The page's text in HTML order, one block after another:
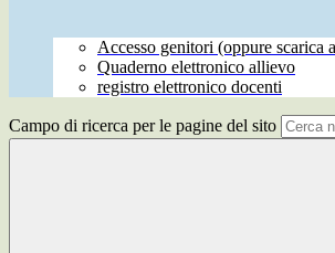
Accesso genitori (oppure scarica
Quaderno elettronico allievo
registro elettronico docenti
Campo di ricerca per le pagine del sito